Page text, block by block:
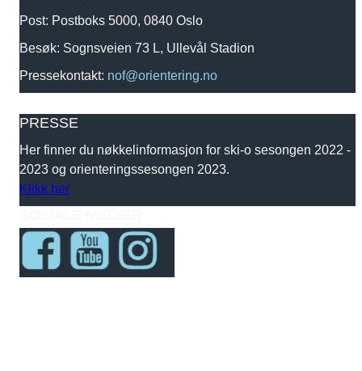
Post: Postboks 5000, 0840 Oslo
Besøk: Sognsveien 73 L, Ullevål Stadion
Pressekontakt: nof@orientering.no
PRESSE
Her finner du nøkkelinformasjon for ski-o sesongen 2022 -
2023 og orienteringssesongen 2023.
Klikk her